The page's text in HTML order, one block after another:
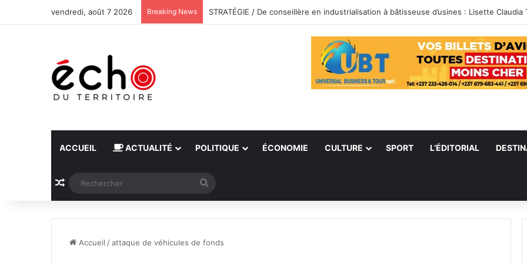
vendredi, août 7 2026 Breaking News
ACCUEIL ACTUALITÉ POLITIQUE ÉCONOMIE CULTURE SPORT L’ÉDITORIAL
Article Aléatoire
Accueil /attaque de véhicules de fonds